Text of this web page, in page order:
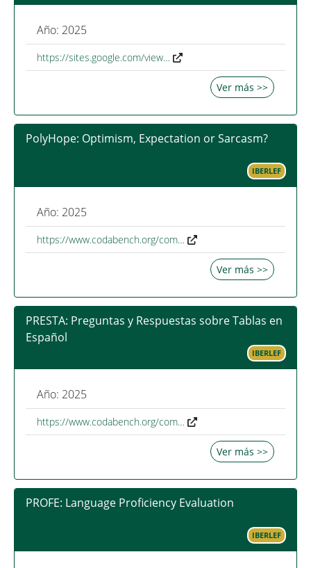
Año: 2025
https://sites.google.com/view…
Ver más >>
PolyHope: Optimism, Expectation or Sarcasm?
IBERLEF
Año: 2025
https://www.codabench.org/com…
Ver más >>
PRESTA: Preguntas y Respuestas sobre Tablas en
Español
IBERLEF
Año: 2025
https://www.codabench.org/com…
Ver más >>
PROFE: Language Proficiency Evaluation
IBERLEF